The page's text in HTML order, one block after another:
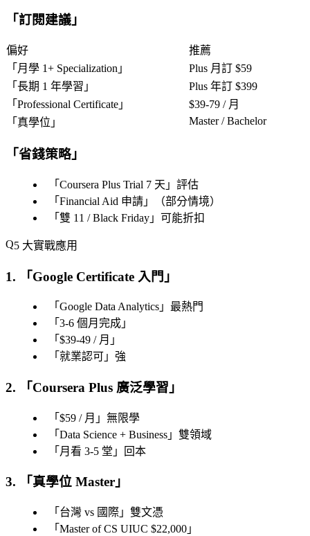
「訂閱建議 」
偏好
推薦
「 月學 1+ Specialization 」
Plus 月訂 $59
「 長期 1 年學習 」
Plus 年訂 $399
「 Professional Certificate 」
$39-79 / 月
「 真學位 」 Master / Bachelor
「省錢策略」
「 Coursera Plus Trial 7 天 」評估
「 Financial Aid 申請 」（部分情境）
「 雙 11 / Black Friday 」可能折扣
5 大實戰應用
1. 「Google Certificate 入門 」
「 Google Data Analytics 」最熱門
「 3-6 個月完成 」
「 $39-49 / 月 」
「 就業認可 」強
2. 「 Coursera Plus 廣泛學習 」
「 $59 / 月 」無限學
「 Data Science + Business 」雙領域
「 月看 3-5 堂 」回本
3. 「 真學位 Master 」
「 台灣 vs 國際 」雙文憑
「 Master of CS UIUC $22,000 」